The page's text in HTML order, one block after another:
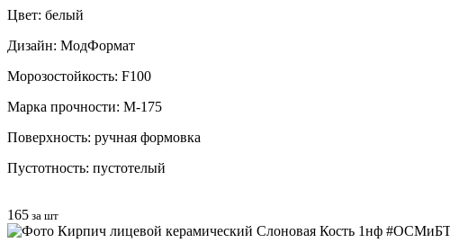
Цвет: белый
Дизайн: МодФормат
Морозостойкость: F100
Марка прочности: М-175
Поверхность: ручная формовка
Пустотность: пустотелый
165 за шт